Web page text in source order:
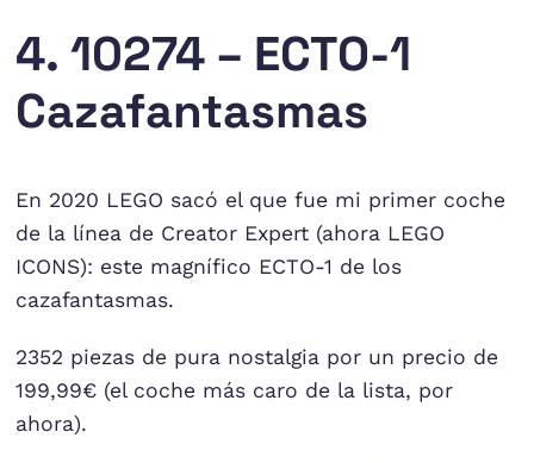
4. 10274 – ECTO-1
Cazafantasmas
En 2020 LEGO sacó el que fue mi primer coche
de la línea de Creator Expert (ahora LEGO
ICONS): este magnífico ECTO-1 de los
cazafantasmas.
2352 piezas de pura nostalgia por un precio de
199,99€ (el coche más caro de la lista, por
ahora).